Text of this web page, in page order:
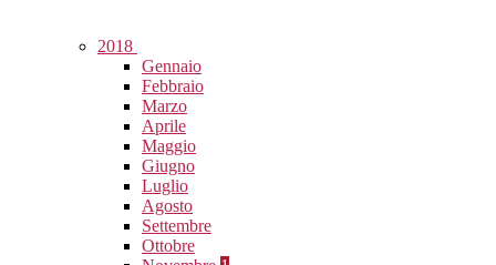
2018
Gennaio
Febbraio
Marzo
Aprile
Maggio
Giugno
Luglio
Agosto
Settembre
Ottobre